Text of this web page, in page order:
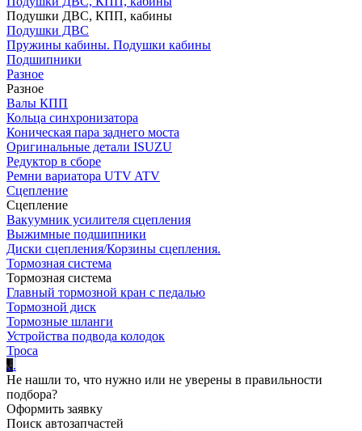
Подушки ДВС, КПП, кабины
Подушки ДВС
Пружины кабины. Подушки кабины
Подшипники
Разное
Разное
Валы КПП
Кольца синхронизатора
Коническая пара заднего моста
Оригинальные детали ISUZU
Редуктор в сборе
Ремни вариатора UTV ATV
Сцепление
Сцепление
Вакуумник усилителя сцепления
Выжимные подшипники
Диски сцепления/Корзины сцепления.
Тормозная система
Тормозная система
Главный тормозной кран с педалью
Тормозной диск
Тормозные шланги
Устройства подвода колодок
Троса
...
Не нашли то, что нужно или не уверены в правильности
подбора?
Оформить заявку
Поиск автозапчастей